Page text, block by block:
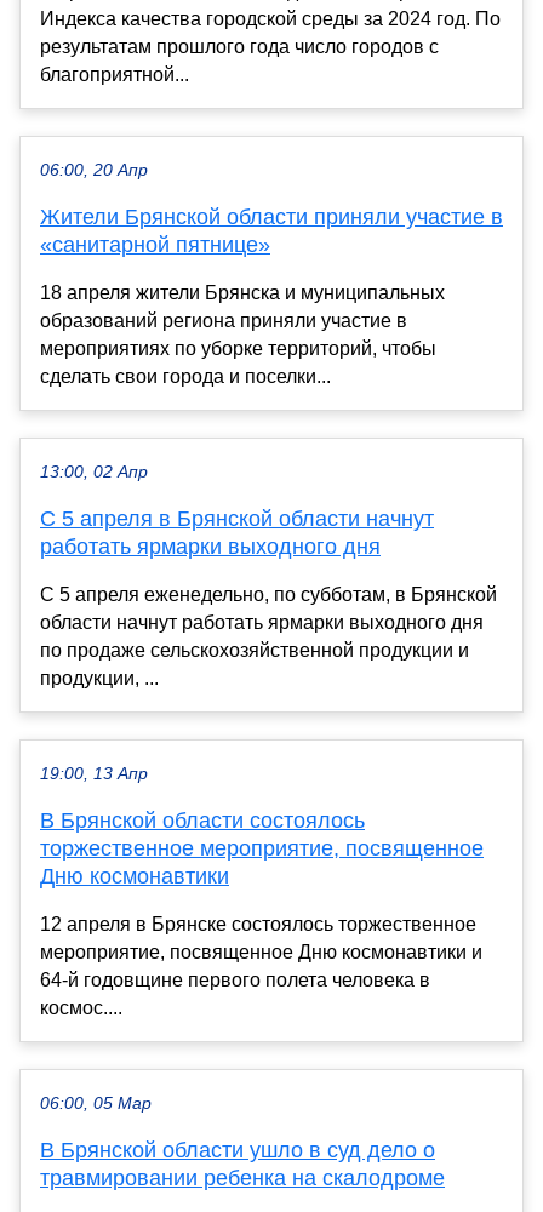
Индекса качества городской среды за 2024 год. По
результатам прошлого года число городов с
благоприятной...
06:00, 20 Апр
Жители Брянской области приняли участие в
«санитарной пятнице»
18 апреля жители Брянска и муниципальных
образований региона приняли участие в
мероприятиях по уборке территорий, чтобы
сделать свои города и поселки...
13:00, 02 Апр
С 5 апреля в Брянской области начнут
работать ярмарки выходного дня
С 5 апреля еженедельно, по субботам, в Брянской
области начнут работать ярмарки выходного дня
по продаже сельскохозяйственной продукции и
продукции, ...
19:00, 13 Апр
В Брянской области состоялось
торжественное мероприятие, посвященное
Дню космонавтики
12 апреля в Брянске состоялось торжественное
мероприятие, посвященное Дню космонавтики и
64-й годовщине первого полета человека в
космос....
06:00, 05 Мар
В Брянской области ушло в суд дело о
травмировании ребенка на скалодроме